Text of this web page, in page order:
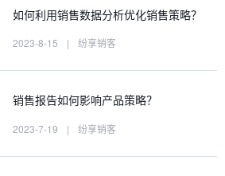
如何利用销售数据分析优化销售策略？
2023-8-15 | 纷享销客
销售报告如何影响产品策略？
2023-7-19 | 纷享销客